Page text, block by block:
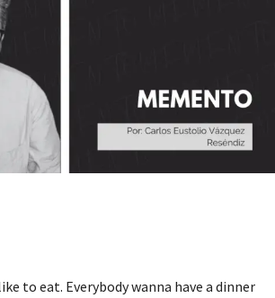
to eat. Everybody wanna have a dinner